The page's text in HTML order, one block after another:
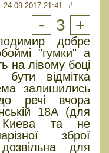
24.09.2017 21:41 #
- 3 +
добре
"гумки" а
на лівому боці
відмітка
залишились
речі вчора
18А (для
та не
зброї
для